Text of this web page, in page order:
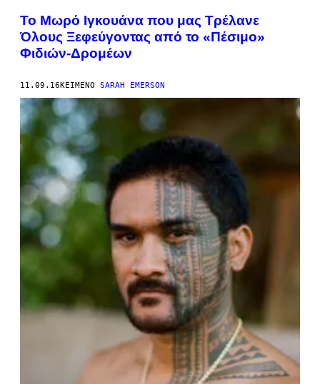
To Mωρό Iγκουάνα που μας Τρέλανε
Όλους Ξεφεύγοντας από το «Πέσιμο»
Φιδιών-Δρομέων
11.09.16ΚΕΊΜΕΝΟ SARAH EMERSON